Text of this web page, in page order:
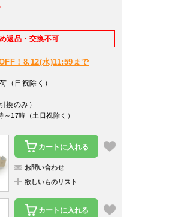
返品・交換不可
！8.12(水)11:59まで
（日祝除く）
換のみ）
～17時（土日祝除く）
カートに入れる
お問い合わせ
欲しいものリスト
カートに入れる